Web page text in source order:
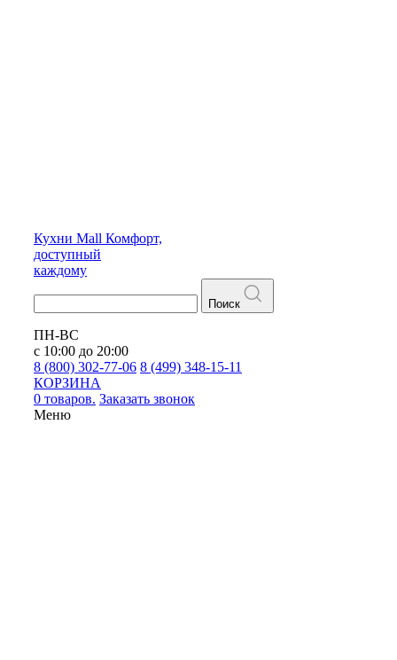
Кухни Mall Комфорт,
доступный
каждому
Поиск
ПН-ВС
с 10:00 до 20:00
8 (800) 302-77-06 8 (499) 348-15-11
КОРЗИНА
0 товаров. Заказать звонок
Меню